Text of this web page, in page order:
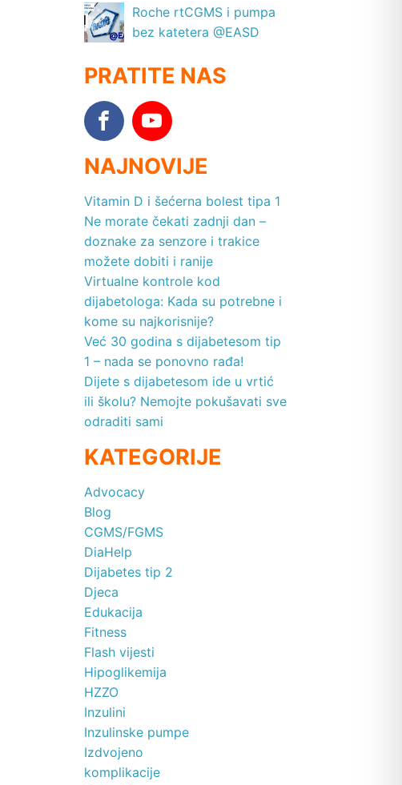
Roche rtCGMS i pumpa
bez katetera @EASD
PRATITE NAS
NAJNOVIJE
Vitamin D i šećerna bolest tipa 1
Ne morate čekati zadnji dan –
doznake za senzore i trakice
možete dobiti i ranije
Virtualne kontrole kod
dijabetologa: Kada su potrebne i
kome su najkorisnije?
Već 30 godina s dijabetesom tip
1 – nada se ponovno rađa!
Dijete s dijabetesom ide u vrtić
ili školu? Nemojte pokušavati sve
odraditi sami
KATEGORIJE
Advocacy
Blog
CGMS/FGMS
DiaHelp
Dijabetes tip 2
Djeca
Edukacija
Fitness
Flash vijesti
Hipoglikemija
HZZO
Inzulini
Inzulinske pumpe
Izdvojeno
komplikacije